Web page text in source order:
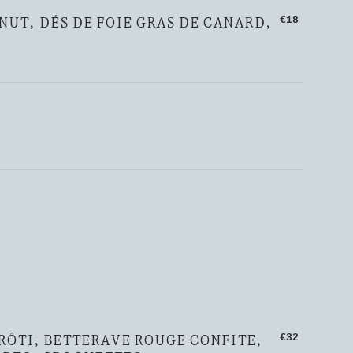
DÉS DE FOIE GRAS DE CANARD,
€18
BETTERAVE ROUGE CONFITE,
€32